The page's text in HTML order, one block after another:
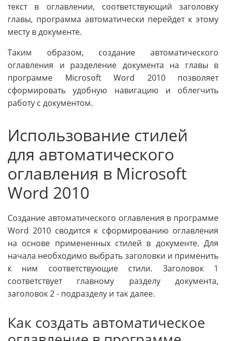
текст в оглавлении, соответствующий заголовку
главы, программа автоматически перейдет к этому
месту в документе.
Таким образом, создание автоматического
оглавления и разделение документа на главы в
программе Microsoft Word 2010 позволяет
сформировать удобную навигацию и облегчить
работу с документом.
Использование стилей
для автоматического
оглавления в Microsoft
Word 2010
Создание автоматического оглавления в программе
Word 2010 сводится к сформированию оглавления
на основе примененных стилей в документе. Для
начала необходимо выбрать заголовки и применить
к ним соответствующие стили. Заголовок 1
соответствует главному разделу документа,
заголовок 2 - подразделу и так далее.
Как создать автоматическое